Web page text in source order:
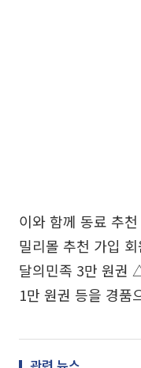
이와 함께 동료 추
밀리몰 추천 가입
달의민족 3만 원권
1만 원권 등을 경품